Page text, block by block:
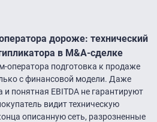
дороже: технический
в M&A-сделке
оператора подготовка к продаже
с финансовой модели. Даже
и понятная EBITDA не гарантируют
видит техническую
описанную сеть, разрозненные